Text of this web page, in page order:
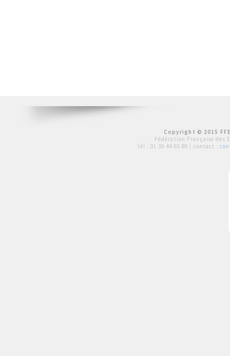
Copyright © 2015
Fédération Française des
tél : 01 39 44 65 80 | contact :